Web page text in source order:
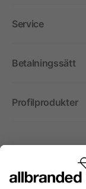
Service
Betalningssätt
Profilprodukter